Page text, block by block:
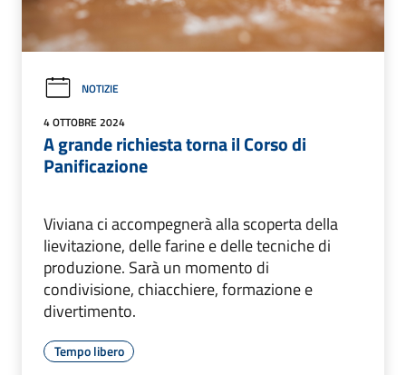
NOTIZIE
4 OTTOBRE 2024
A grande richiesta torna il Corso di
Panificazione
Viviana ci accompegnerà alla scoperta della
lievitazione, delle farine e delle tecniche di
produzione. Sarà un momento di
condivisione, chiacchiere, formazione e
divertimento.
Tempo libero